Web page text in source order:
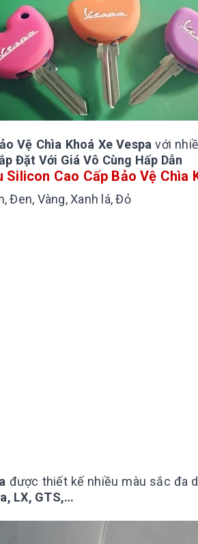
Vệ Chìa Khoá Xe Vespavới
Đặt Với Giá Vô Cùng Hấp Dẫn
Silicon Cao Cấp Bảo Vệ Chìa
Đen, Vàng, Xanh lá, Đỏ
được thiết kế nhiều màu sắc đa
LX, GTS,…